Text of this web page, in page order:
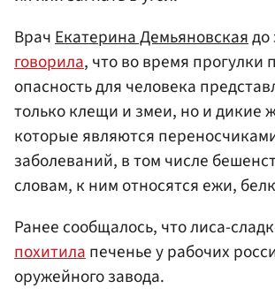
ВрачЕкатерина Демьяновскаядо
говорила, что во время прогулки
опасность для человека
только клещи и змеи, но и дикие
которые являются
заболеваний, в том числе
словам, к ним относятся ежи,
Ранее сообщалось, что лиса-
похитилапеченье у рабочих
оружейного завода.